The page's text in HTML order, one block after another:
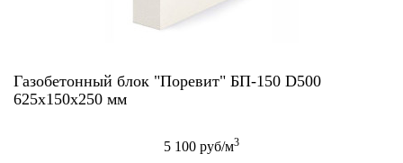
Газобетонный блок "Поревит" БП-150 D500
625х150х250 мм
5 100 руб/м3